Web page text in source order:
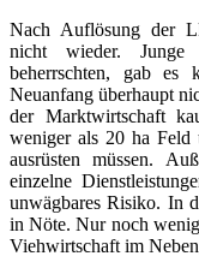
Nach Auflösung der
nicht wieder.
beherrschten, gab
Neuanfang überhaupt
der Marktwirtschaft
weniger als 20 ha Feld
ausrüsten müssen.
einzelne
unwägbares Risiko. In
in Nöte. Nur noch
Viehwirtschaft im